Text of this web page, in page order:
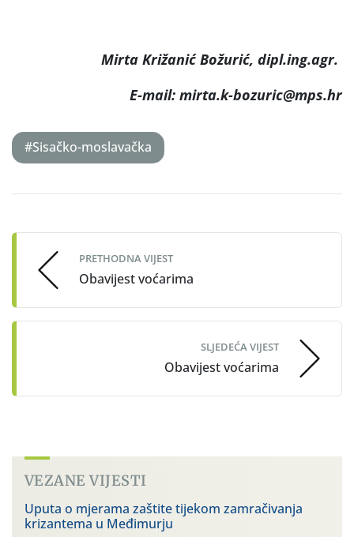
Mirta Križanić Božurić, dipl.ing.agr.
E-mail: mirta.k-bozuric@mps.hr
#Sisačko-moslavačka
navigation
PRETHODNA VIJEST
Obavijest voćarima
SLJEDEĆA VIJEST
Obavijest voćarima
VEZANE VIJESTI
Uputa o mjerama zaštite tijekom zamračivanja
krizantema u Međimurju